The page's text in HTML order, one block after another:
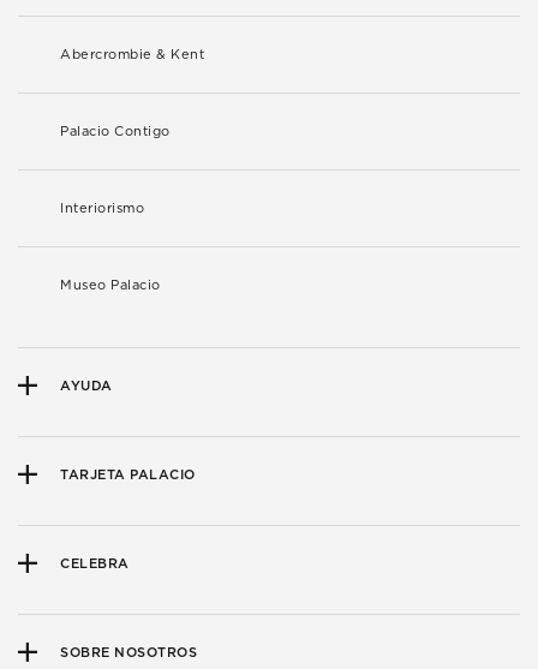
Abercrombie & Kent
Palacio Contigo
Interiorismo
Museo Palacio
AYUDA
TARJETA PALACIO
CELEBRA
SOBRE NOSOTROS